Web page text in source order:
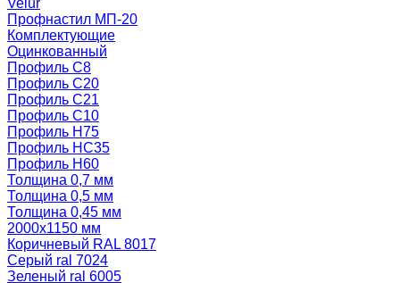
Velur
Профнастил МП-20
Комплектующие
Оцинкованный
Профиль С8
Профиль С20
Профиль С21
Профиль С10
Профиль Н75
Профиль НС35
Профиль Н60
Толщина 0,7 мм
Толщина 0,5 мм
Толщина 0,45 мм
2000х1150 мм
Коричневый RAL 8017
Серый ral 7024
Зеленый ral 6005